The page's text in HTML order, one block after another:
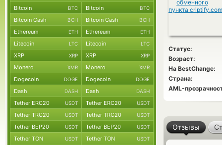
Статус:
Возраст:
На BestChange:
Страна:
AML-
Отзывы
Bitcoin BTC Bitcoin BTC
Bitcoin Cash BCH Bitcoin Cash BCH
Ethereum ETH Ethereum ETH
Litecoin LTC Litecoin LTC
XRP XRP XRP XRP
Monero XMR Monero XMR
Dogecoin DOGE Dogecoin DOGE
Dash DASH Dash DASH
Tether ERC20 USDT Tether ERC20 USDT
Tether TRC20 USDT Tether TRC20 USDT
Tether BEP20 USDT Tether BEP20 USDT
Tether TON USDT Tether TON USDT